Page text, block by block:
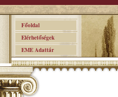
Főoldal
Elérhetőségek
EME Adattár